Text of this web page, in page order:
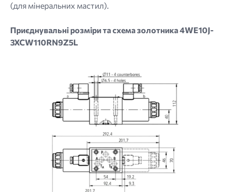
(для мінеральних мастил).
Приєднувальні розміри та схема золотника 4WE10J-
3XCW110RN9Z5L